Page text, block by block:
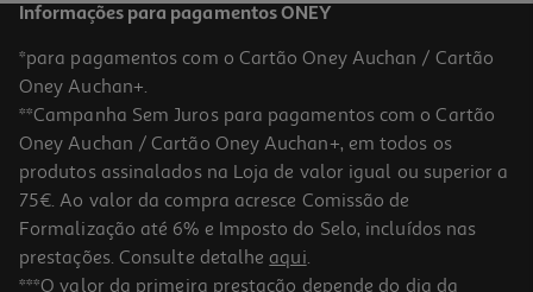
Estojo Tiny-K Flossy Pacote Leite
Informações para pagamentos ONEY
*para pagamentos com o Cartão Oney Auchan / Cartão
Oney Auchan+.
**Campanha Sem Juros para pagamentos com o Cartão
Oney Auchan / Cartão Oney Auchan+, em todos os
produtos assinalados na Loja de valor igual ou superior a
75€. Ao valor da compra acresce Comissão de
Formalização até 6% e Imposto do Selo, incluídos nas
prestações. Consulte detalhe aqui.
***O valor da primeira prestação depende do dia da